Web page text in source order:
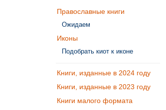
Православные книги
Ожидаем
Иконы
Подобрать киот к иконе
Книги, изданные в 2024 году
Книги, изданные в 2023 году
Книги малого формата